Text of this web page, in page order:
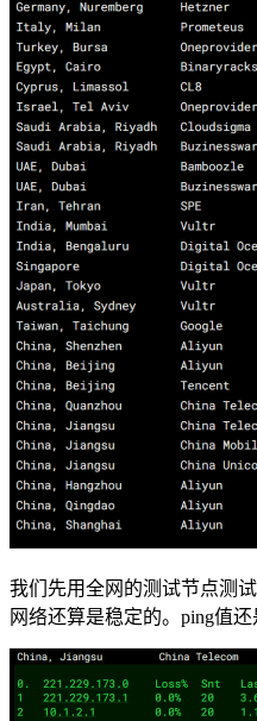
我们先用全网的测试节点测
网络还算是稳定的。ping值还